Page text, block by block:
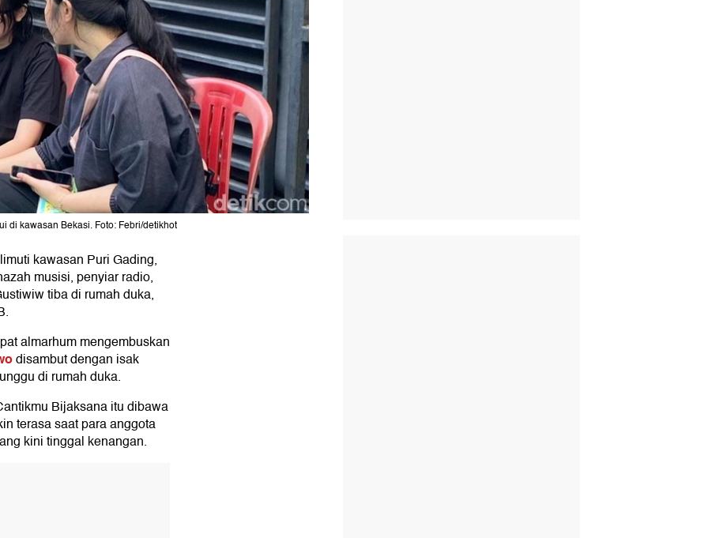
di kawasan Bekasi. Foto: Febri/detikhot
kawasan Puri Gading,
musisi, penyiar radio,
tiba di rumah duka,
almarhum mengembuskan
disambut dengan isak
di rumah duka.
Bijaksana itu dibawa
terasa saat para anggota
kini tinggal kenangan.